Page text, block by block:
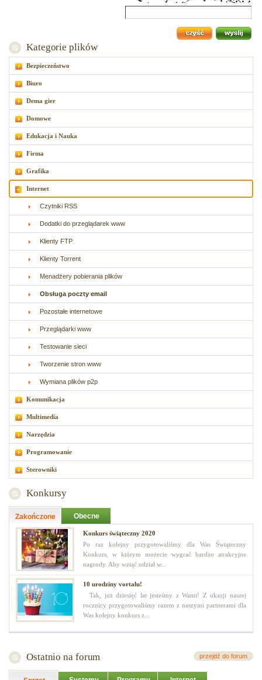
Kategorie plików
Bezpieczeństwo
Biuro
Dema gier
Domowe
Edukacja i Nauka
Firma
Grafika
Internet
Czytniki RSS
Dodatki do przeglądarek www
Klienty FTP
Klienty Torrent
Menadżery pobierania plików
Obsługa poczty email
Pozostałe internetowe
Przeglądarki www
Testowanie sieci
Tworzenie stron www
Wymiana plików p2p
Komunikacja
Multimedia
Narzędzia
Programowanie
Sterowniki
Konkursy
Zakończone Obecne
Konkurs świąteczny 2020
Po raz kolejny przygotowaliśmy dla Was Świąteczny
Konkurs, w którym możecie wygrać bardzo atrakcyjne
nagrody. Aby wziąć udział w...
10 urodziny vortalu!
Tak, już dziesięć lat jesteśmy z Wami! Z okazji naszej
rocznicy przygotowaliśmy razem z naszymi partnerami dla
Was kolejny konkurs z...
Ostatnio na forum przejdź do forum